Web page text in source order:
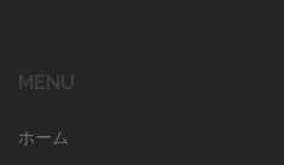
MENU
ホーム